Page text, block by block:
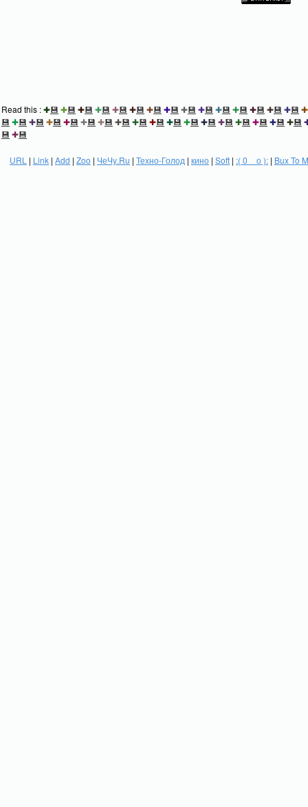
Read this :✚💾 ✚💾 ✚💾 ✚💾 ✚💾 ✚💾 ✚💾 ✚💾 ✚💾 ✚💾 ✚💾 ✚💾 ✚💾 ✚💾 ✚💾 ✚
💾 ✚💾 ✚💾 ✚💾 ✚💾 ✚💾 ✚💾 ✚💾 ✚💾 ✚💾 ✚💾 ✚💾 ✚💾 ✚💾 ✚💾 ✚💾 ✚💾 ✚💾
💾 ✚💾
URL | Link | Add | Zoo | ЧеЧу.Ru | Техно-Голод | кино | Soft | :( 0 _ о ): | Bux To